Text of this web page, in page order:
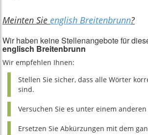
Meinten Sie english Breitenbrunn?
Wir haben keine Stellenangebote für
englisch Breitenbrunn
Wir empfehlen Ihnen:
Stellen Sie sicher, dass alle Wörter
sind.
Versuchen Sie es unter einem
Ersetzen Sie Abkürzungen mit dem